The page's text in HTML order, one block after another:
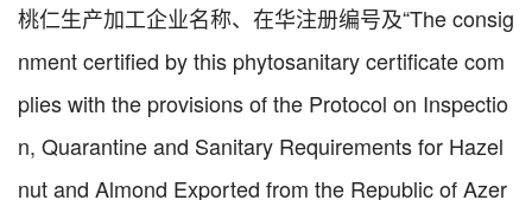
桃仁生产加工企业名称、在华注册编号及“The consig
nment certified by this phytosanitary certificate com
plies with the provisions of the Protocol on Inspectio
n, Quarantine and Sanitary Requirements for Hazel
nut and Almond Exported from the Republic of Azer